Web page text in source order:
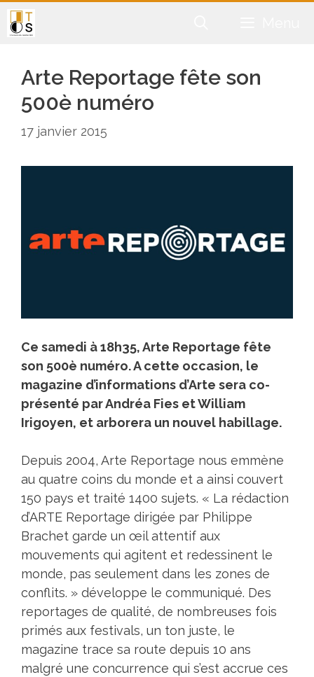
Aller
au
Arte Reportage fête son
500è numéro
17 janvier 2015
Ce samedi à 18h35, Arte Reportage fête
son 500è numéro. A cette occasion, le
magazine d’informations d’Arte sera co-
présenté par Andréa Fies et William
Irigoyen, et arborera un nouvel habillage.
Depuis 2004, Arte Reportage nous emmène
au quatre coins du monde et a ainsi couvert
150 pays et traité 1400 sujets. « La rédaction
d’ARTE Reportage dirigée par Philippe
Brachet garde un œil attentif aux
mouvements qui agitent et redessinent le
monde, pas seulement dans les zones de
conflits. » développe le communiqué. Des
reportages de qualité, de nombreuses fois
primés aux festivals, un ton juste, le
magazine trace sa route depuis 10 ans
malgré une concurrence qui s’est accrue ces